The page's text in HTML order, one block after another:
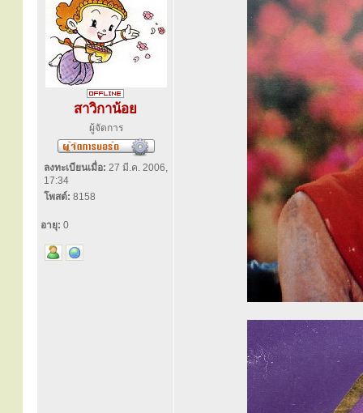
สาวิกาน้อย
ผู้จัดการ
ลงทะเบียนเมื่อ: 27 มี.ค. 2006,
17:34
โพสต์: 8158
อายุ: 0